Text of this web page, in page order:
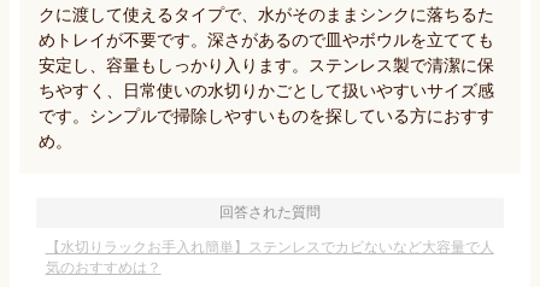
クに渡して使えるタイプで、水がそのままシンクに落ちるた
めトレイが不要です。深さがあるので皿やボウルを立てても
安定し、容量もしっかり入ります。ステンレス製で清潔に保
ちやすく、日常使いの水切りかごとして扱いやすいサイズ感
です。シンプルで掃除しやすいものを探している方におすす
め。
回答された質問
【水切りラックお手入れ簡単】ステンレスでカビないなど大容量で人
気のおすすめは？